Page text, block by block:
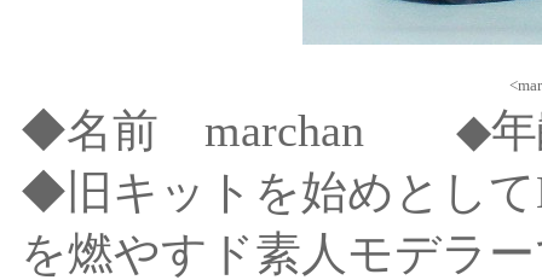
◆名前 marchan ◆
◆旧キットを始めとして
を燃やすド素人モデラ